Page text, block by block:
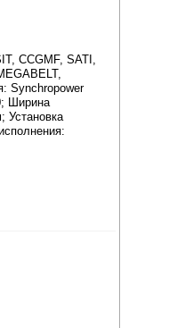
CCGMF, SATI,
Synchropower
Ширина
Установка